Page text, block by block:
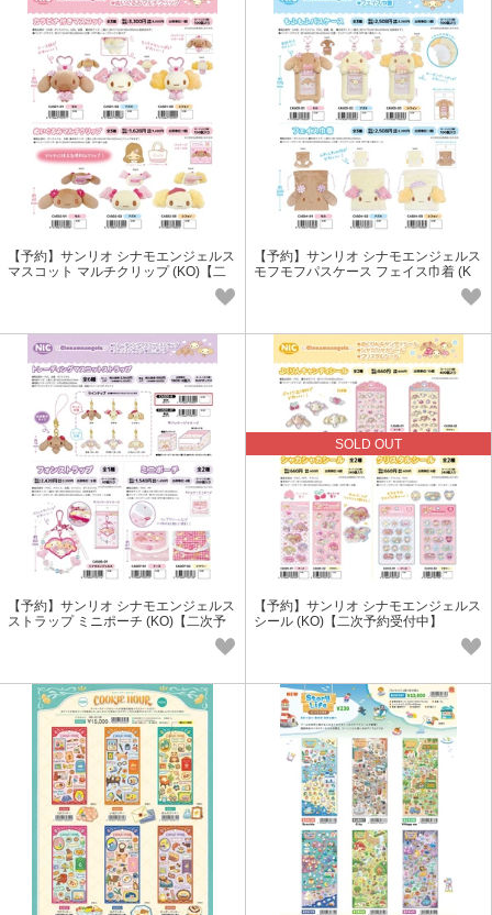
【予約】サンリオ シナモエンジェルス
マスコット マルチクリップ (KO)【二
【予約】サンリオ シナモエンジェルス
モフモフパスケース フェイス巾着 (K
【予約】サンリオ シナモエンジェルス
ストラップ ミニポーチ (KO)【二次予
SOLD OUT
【予約】サンリオ シナモエンジェルス
シール (KO)【二次予約受付中】